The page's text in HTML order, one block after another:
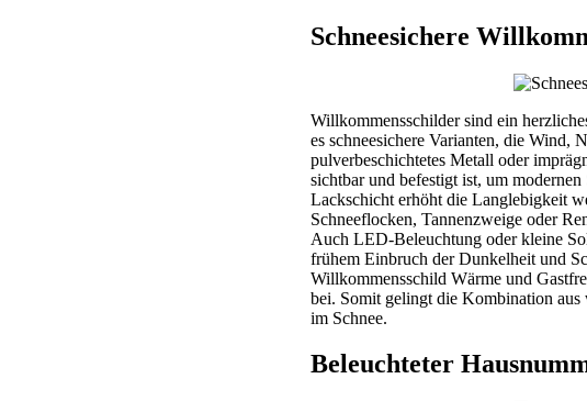
Schneesichere
Willkommensschilder sind ein
es schneesichere Varianten, die Wind,
pulverbeschichtetes Metall oder
sichtbar und befestigt ist, um
Lackschicht erhöht die Langlebigkeit
Schneeflocken, Tannenzweige oder
Auch LED-Beleuchtung oder kleine
frühem Einbruch der Dunkelheit und
Willkommensschild Wärme und
bei. Somit gelingt die Kombination
im Schnee.
Beleuchteter